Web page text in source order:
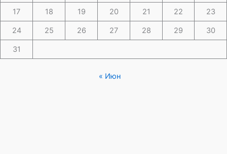
17 18 19 20 21 22 23
24 25 26 27 28 29 30
31
« Июн